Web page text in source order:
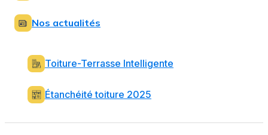
Nos actualités
Toiture-Terrasse Intelligente
Étanchéité toiture 2025